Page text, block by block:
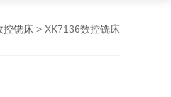
控铣床 > XK7136数控铣床